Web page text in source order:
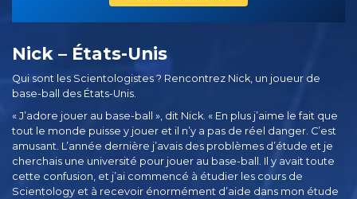
Nick – États-Unis
Qui sont les Scientologistes ? Rencontrez Nick, un joueur de
base-ball des États-Unis.
« J’adore jouer au base-ball », dit Nick. « En plus j’aime le fait que
tout le monde puisse y jouer et il n’y a pas de réel danger. C’est
amusant. L’année dernière j’avais des problèmes d’étude et je
cherchais une université pour jouer au base-ball. Il y avait toute
cette confusion, et j’ai commencé à étudier les cours de
Scientology et à recevoir énormément d’aide dans mon étude